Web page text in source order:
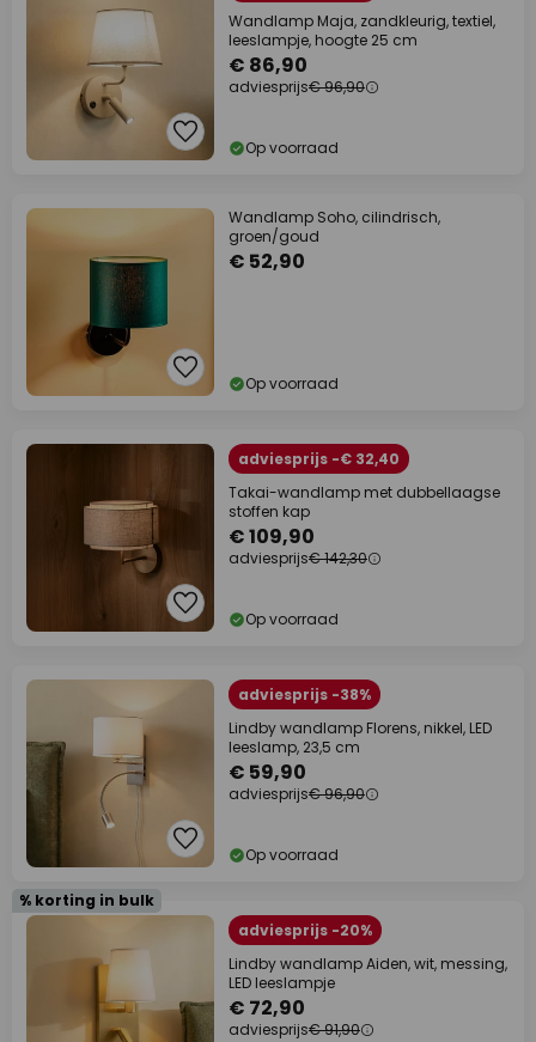
Wandlamp Maja, zandkleurig, textiel,
leeslampje, hoogte 25 cm
€ 86,90
adviesprijs€ 96,90
Op voorraad
Wandlamp Soho, cilindrisch,
groen/goud
€ 52,90
Op voorraad
adviesprijs -€ 32,40
Takai-wandlamp met dubbellaagse
stoffen kap
€ 109,90
adviesprijs€ 142,30
Op voorraad
adviesprijs -38%
Lindby wandlamp Florens, nikkel, LED
leeslamp, 23,5 cm
€ 59,90
adviesprijs€ 96,90
Op voorraad
% korting in bulk
adviesprijs -20%
Lindby wandlamp Aiden, wit, messing,
LED leeslampje
€ 72,90
adviesprijs€ 91,90